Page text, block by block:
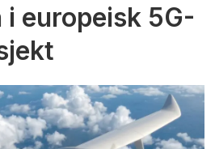
i europeisk 5G-